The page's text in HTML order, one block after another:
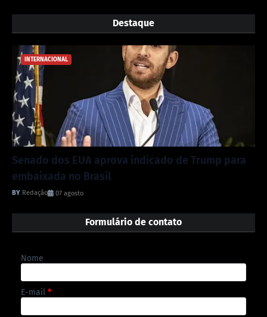
Destaque
INTERNACIONAL
Senado dos EUA aprova indicado de Trump para
embaixada no Brasil
Redação 07 agosto
Formulário de contato
Nome
E-mail *